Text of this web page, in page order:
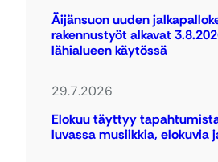
Äijänsuon uuden
rakennustyöt alkavat
lähialueen käytössä
29.7.2026
Elokuu täyttyy
luvassa musiikkia, elokuvia